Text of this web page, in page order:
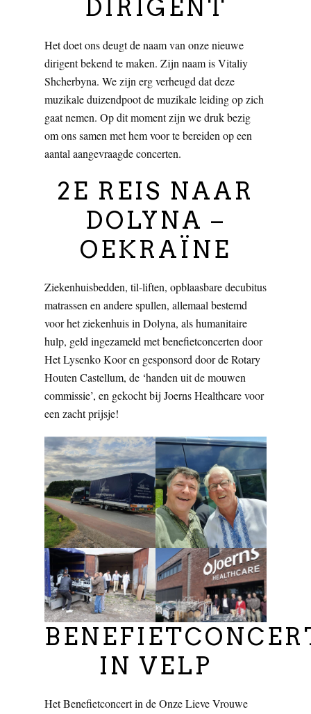
DIRIGENT
Het doet ons deugt de naam van onze nieuwe
dirigent bekend te maken. Zijn naam is Vitaliy
Shcherbyna. We zijn erg verheugd dat deze
muzikale duizendpoot de muzikale leiding op zich
gaat nemen. Op dit moment zijn we druk bezig
om ons samen met hem voor te bereiden op een
aantal aangevraagde concerten.
2E REIS NAAR
DOLYNA –
OEKRAÏNE
Ziekenhuisbedden, til-liften, opblaasbare decubitus
matrassen en andere spullen, allemaal bestemd
voor het ziekenhuis in Dolyna, als humanitaire
hulp, geld ingezameld met benefietconcerten door
Het Lysenko Koor en gesponsord door de Rotary
Houten Castellum, de ‘handen uit de mouwen
commissie’, en gekocht bij Joerns Healthcare voor
een zacht prijsje!
IN VELP
Het Benefietconcert in de Onze Lieve Vrouwe